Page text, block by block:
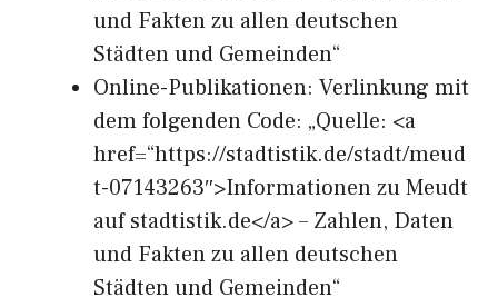
und Fakten zu allen deutschen
Städten und Gemeinden“
Online-Publikationen: Verlinkung mit
dem folgenden Code: „Quelle: <a
href=“https://stadtistik.de/stadt/meud
t-07143263″>Informationen zu Meudt
auf stadtistik.de</a> – Zahlen, Daten
und Fakten zu allen deutschen
Städten und Gemeinden“